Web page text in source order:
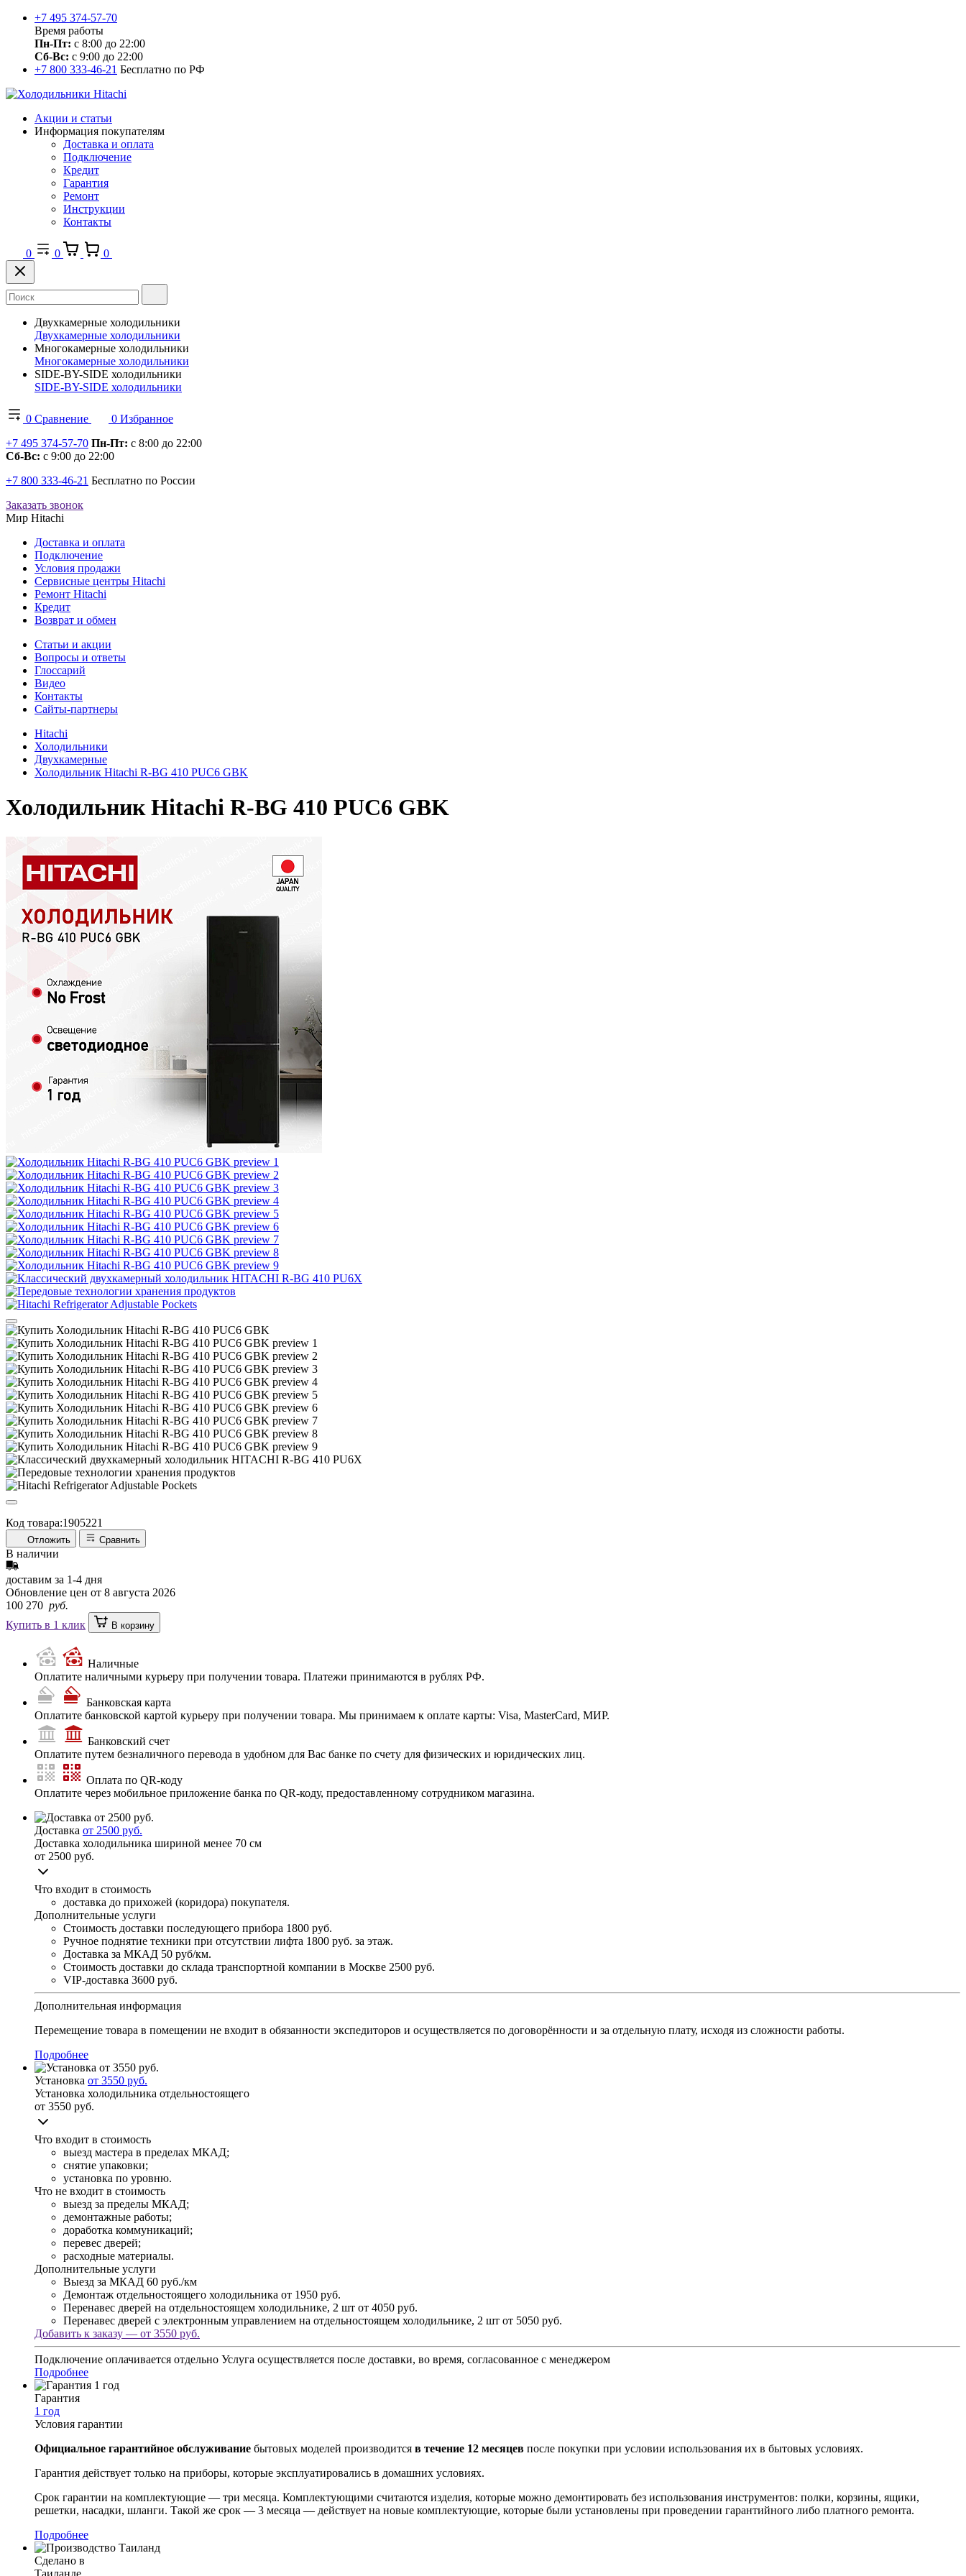
+7 495 374-57-70
Время работы
Пн-Пт: с 8:00 до 22:00
Сб-Вс: с 9:00 до 22:00
+7 800 333-46-21 Бесплатно по РФ
Акции и статьи
Информация покупателям
Доставка и оплата
Подключение
Кредит
Гарантия
Ремонт
Инструкции
Контакты
0 0 0
Двухкамерные холодильники
Двухкамерные холодильники
Многокамерные холодильники
Многокамерные холодильники
SIDE-BY-SIDE холодильники
SIDE-BY-SIDE холодильники
0 Сравнение 0 Избранное
+7 495 374-57-70 Пн-Пт: с 8:00 до 22:00
Сб-Вс: с 9:00 до 22:00
+7 800 333-46-21 Бесплатно по России
Заказать звонок
Мир Hitachi
Доставка и оплата
Подключение
Условия продажи
Сервисные центры Hitachi
Ремонт Hitachi
Кредит
Возврат и обмен
Cтатьи и акции
Вопросы и ответы
Глоссарий
Видео
Контакты
Сайты-партнеры
Hitachi
Холодильники
Двухкамерные
Холодильник Hitachi R-BG 410 PUC6 GBK
ХолодильникHitachi R-BG 410 PUC6 GBK
Код товара:1905221
Отложить Сравнить
В наличии
доставим за 1-4 дня
Обновление цен от 8 августа 2026
100 270 руб.
Купить в 1 клик
В корзину
Наличные
Оплатите наличными курьеру при получении товара. Платежи принимаются в рублях РФ.
Банковская карта
Оплатите банковской картой курьеру при получении товара. Мы принимаем к оплате карты: Visa, MasterCard, МИР.
Банковский счет
Оплатите путем безналичного перевода в удобном для Вас банке по счету для физических и юридических лиц.
Оплата по QR-коду
Оплатите через мобильное приложение банка по QR-коду, предоставленному сотрудником магазина.
Доставка от 2500 руб.
Доставка холодильника шириной менее 70 см
от 2500 руб.
Что входит в стоимость
доставка до прихожей (коридора) покупателя.
Дополнительные услуги
Стоимость доставки последующего прибора 1800 руб.
Ручное поднятие техники при отсутствии лифта 1800 руб. за этаж.
Доставка за МКАД 50 руб/км.
Стоимость доставки до склада транспортной компании в Москве 2500 руб.
VIP-доставка 3600 руб.
Дополнительная информация
Перемещение товара в помещении не входит в обязанности экспедиторов и осуществляется по договорённости и за отдельную плату, исходя из сложности работы.
Подробнее
Установка от 3550 руб.
Установка холодильника отдельностоящего
от 3550 руб.
Что входит в стоимость
выезд мастера в пределах МКАД;
снятие упаковки;
установка по уровню.
Что не входит в стоимость
выезд за пределы МКАД;
демонтажные работы;
доработка коммуникаций;
перевес дверей;
расходные материалы.
Дополнительные услуги
Выезд за МКАД 60 руб./км
Демонтаж отдельностоящего холодильника от 1950 руб.
Перенавес дверей на отдельностоящем холодильнике, 2 шт от 4050 руб.
Перенавес дверей с электронным управлением на отдельностоящем холодильнике, 2 шт от 5050 руб.
Добавить к заказу — от 3550 руб.
Подключение оплачивается отдельно Услуга осуществляется после доставки, во время, согласованное с менеджером
Подробнее
Гарантия
1 год
Условия гарантии
Официальное гарантийное обслуживание бытовых моделей производится в течение 12 месяцев после покупки при условии использования их в бытовых условиях.
Гарантия действует только на приборы, которые эксплуатировались в домашних условиях.
Срок гарантии на комплектующие — три месяца. Комплектующими считаются изделия, которые можно демонтировать без использования инструментов: полки, корзины, ящики,
решетки, насадки, шланги. Такой же срок — 3 месяца — действует на новые комплектующие, которые были установлены при проведении гарантийного либо платного ремонта.
Подробнее
Сделано в
Таиланде